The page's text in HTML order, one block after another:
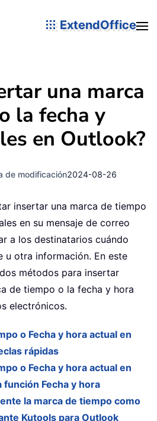
ExtendOffice
una marca
la fecha y
en Outlook?
de modificación2024-08-26
insertar una marca de tiempo
en su mensaje de correo
a los destinatarios cuándo
u otra información. En este
métodos para insertar
de tiempo o la fecha y hora
electrónicos.
o Fecha y hora actual en
rápidas
o Fecha y hora actual en
Fecha y hora
la marca de tiempo como
Kutools para Outlook